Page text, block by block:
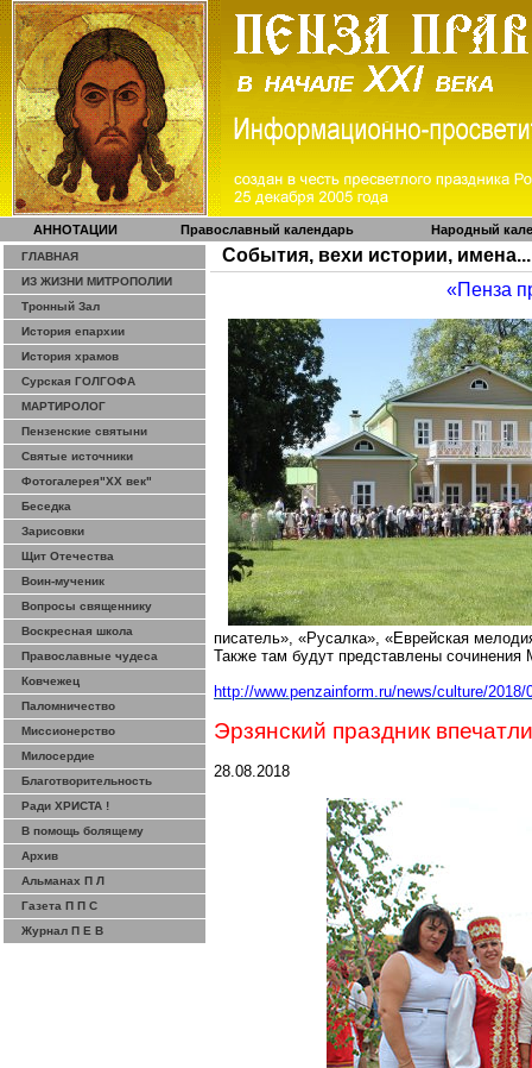
АННОТАЦИИ Православный календарь Народный
ГЛАВНАЯ
ИЗ ЖИЗНИ МИТРОПОЛИИ
Тронный Зал
История епархии
История храмов
Сурская ГОЛГОФА
МАРТИРОЛОГ
Пензенские святыни
Святые источники
Фотогалерея"ХХ век"
Беседка
Зарисовки
Щит Отечества
Воин-мученик
Вопросы священнику
Воскресная школа
Православные чудеса
Ковчежец
Паломничество
Миссионерство
Милосердие
Благотворительность
Ради ХРИСТА !
В помощь болящему
Архив
Альманах П Л
Газета П П С
Журнал П Е В
События, вехи истории, имена...
«Пенза
писатель», «Русалка», «Еврейская
Также там будут представлены
http://www.penzainform.ru/news/culture/
Эрзянский праздник
28.08.2018